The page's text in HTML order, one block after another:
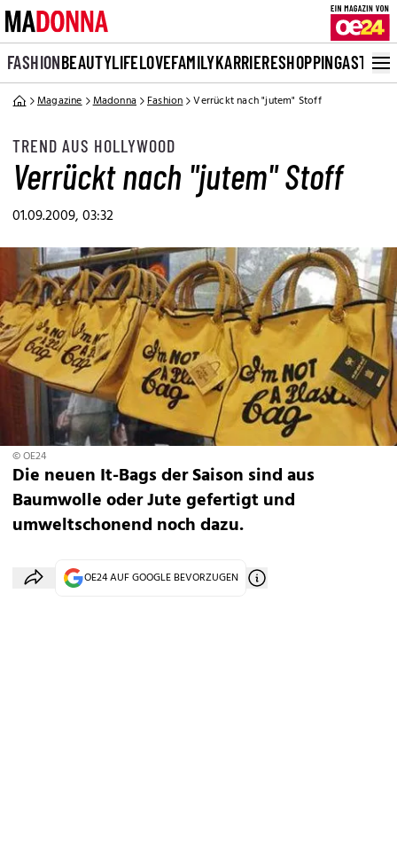
FASHIONBEAUTYLIFELOVEFAMILYKARRIERESHOPPINGASTRO
Magazine Madonna Fashion Verrückt nach "jutem" Stoff
TREND AUS HOLLYWOOD
Verrückt nach "jutem" Stoff
01.09.2009, 03:32
© OE24
Die neuen It-Bags der Saison sind aus
Baumwolle oder Jute gefertigt und
umweltschonend noch dazu.
OE24 AUF GOOGLE BEVORZUGEN